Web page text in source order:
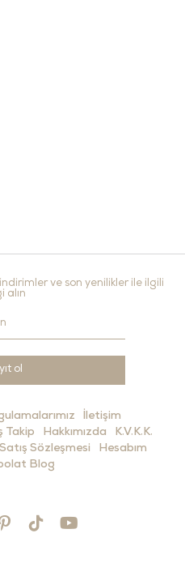
ve son yenilikler ile ilgili
alın
ol
İletişim
Takip Hakkımızda
K.V.K.K.
Sözleşmesi
Hesabım
Blog